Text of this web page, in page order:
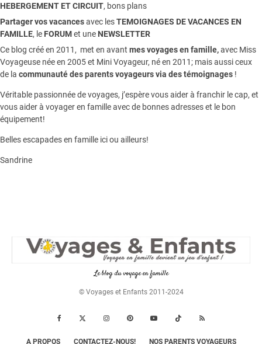
HEBERGEMENT ET CIRCUIT, bons plans
Partager vos vacancesavec lesTEMOIGNAGES DE VACANCES EN
FAMILLE, le FORUMet une NEWSLETTER
Ce blog créé en 2011, met en avant mes voyages en famille,avec Miss
Voyageuse née en 2005 et Mini Voyageur, né en 2011; mais aussi ceux
de la communauté des parents voyageurs via des témoignages !
Véritable passionnée de voyages, j’espère vous aider à franchir le cap, et
vous aider à voyager en famille avec de bonnes adresses et le bon
équipement!
Belles escapades en famille ici ou ailleurs!
Sandrine
Le blog du voyage en famille
© Voyages et Enfants 2011-2024
A PROPOS CONTACTEZ-NOUS! NOS PARENTS VOYAGEURS